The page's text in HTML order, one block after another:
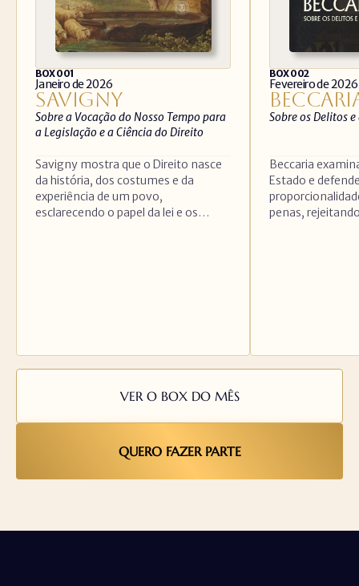
BOX 001
Janeiro de 2026
SAVIGNY
Sobre a Vocação do Nosso Tempo para
a Legislação e a Ciência do Direito
Savigny mostra que o Direito nasce
da história, dos costumes e da
experiência de um povo,
esclarecendo o papel da lei e os
BOX 002
Fevereiro de 2026
Sobre os Delitos e
Beccaria
Estado e
penas,
VER O BOX DO MÊS
QUERO FAZER PARTE